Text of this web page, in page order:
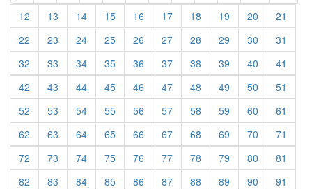
12
13 14 15 16 17 18 19 20
21
22
23 24 25 26 27 28 29 30
31
32
33 34 35 36 37 38 39 40
41
42
43 44 45 46 47 48 49 50
51
52
53 54 55 56 57 58 59 60
61
62
63 64 65 66 67 68 69 70
71
72
73 74 75 76 77 78 79 80
81
82
83 84 85 86 87 88 89 90
91